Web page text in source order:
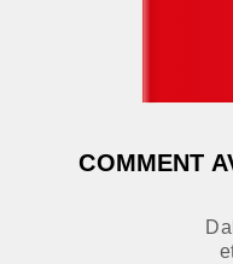
COMMENT